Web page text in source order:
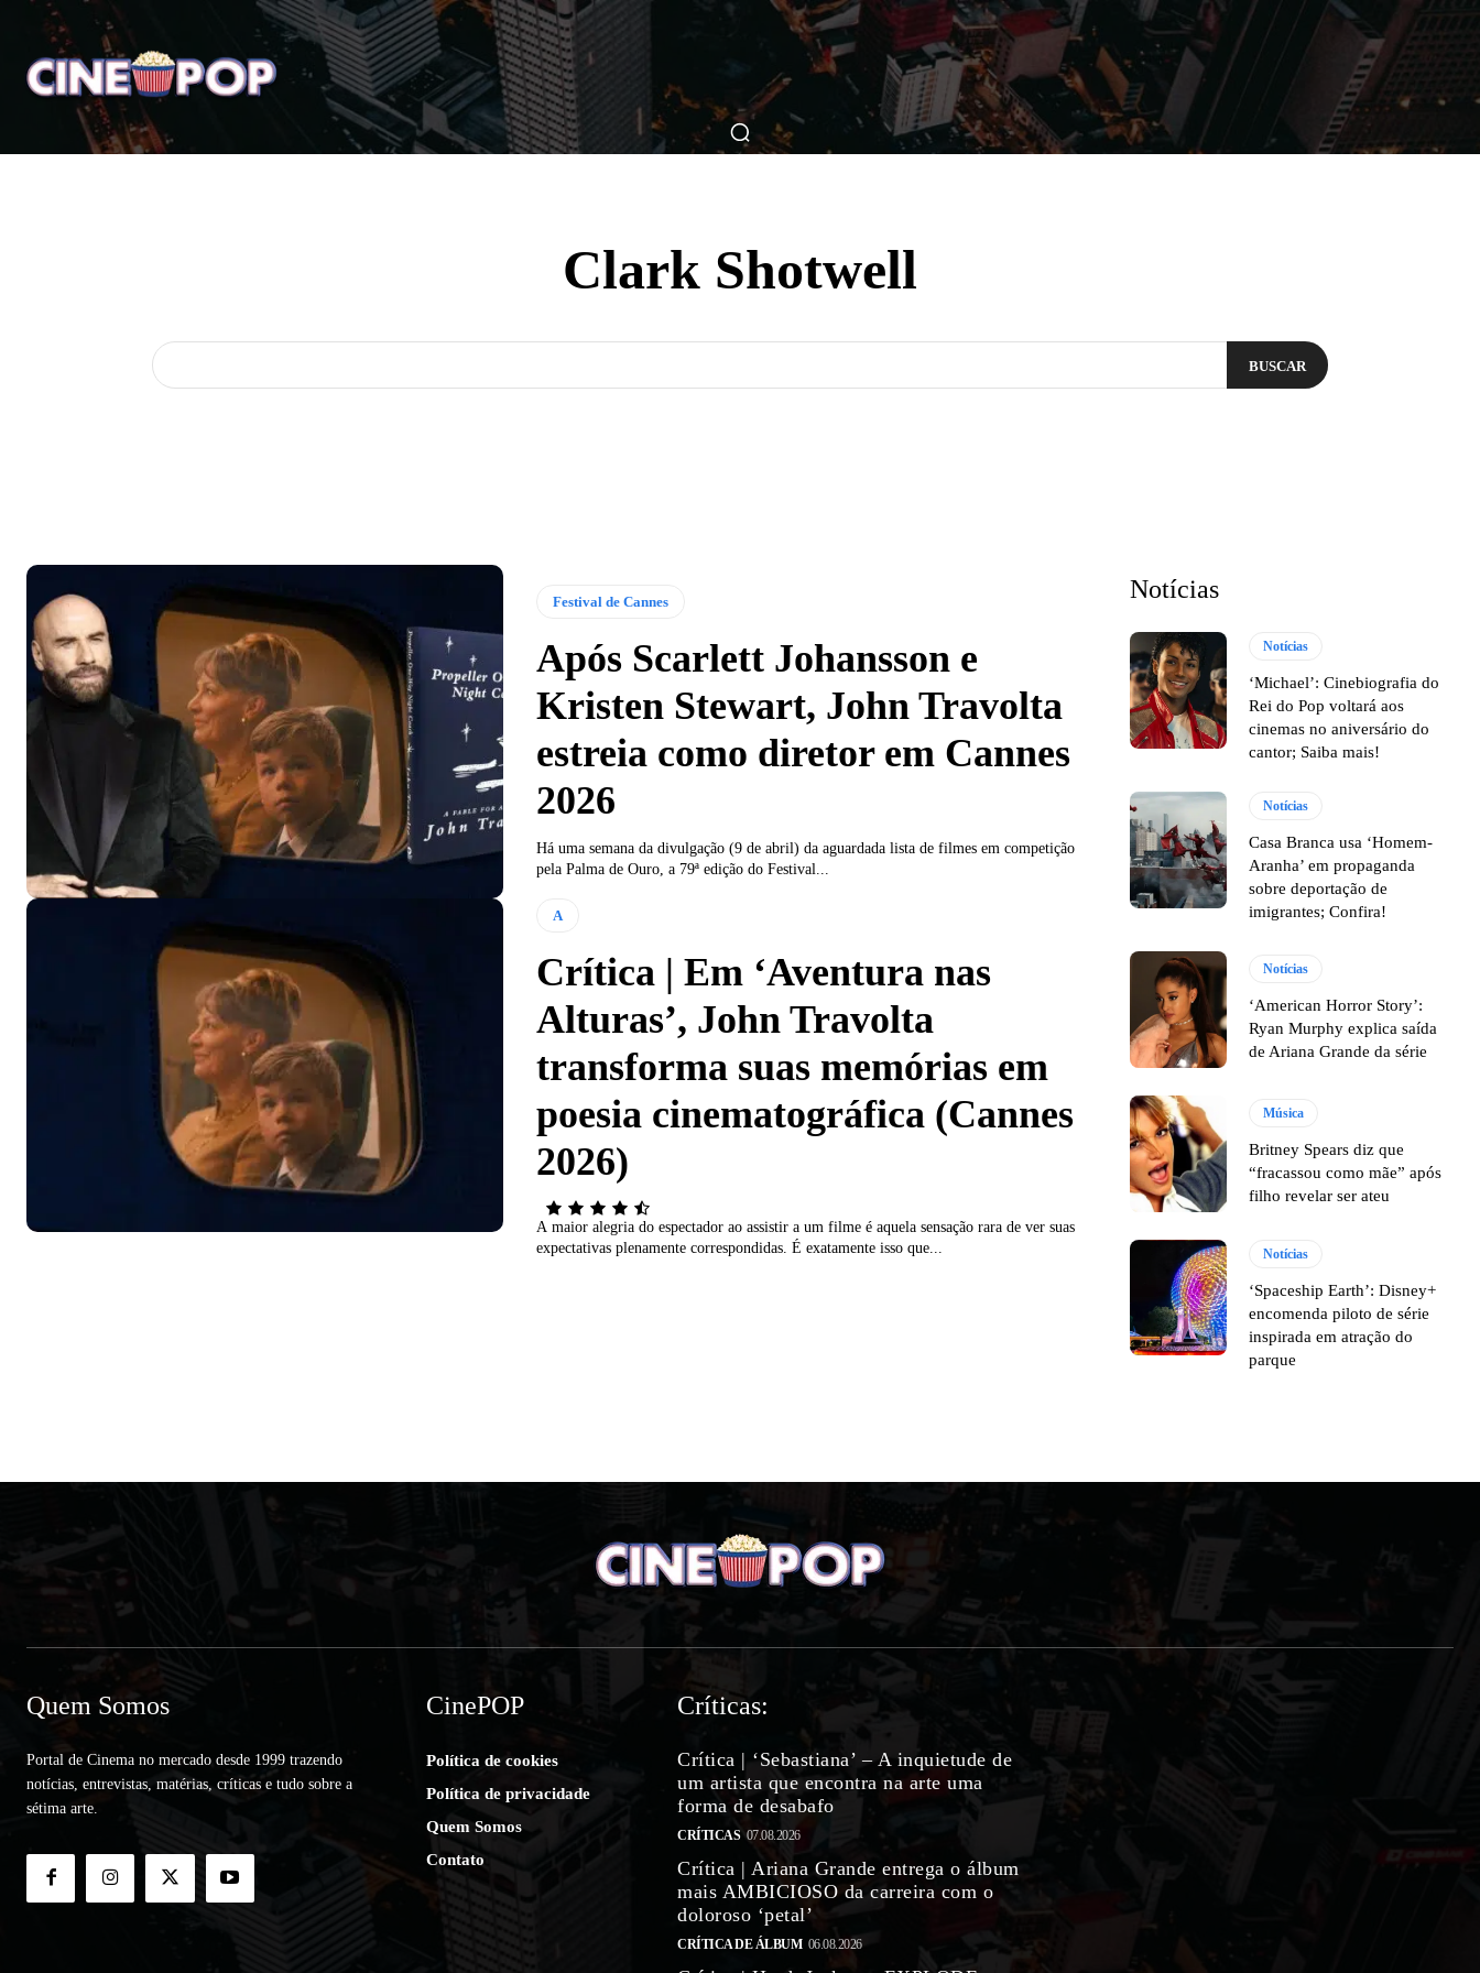
Home Notícias Críticas Breve Nos Cinemas Matérias Nos Cinemas Filmes Séries Música Gênero
Clark Shotwell
BUSCAR
Festival de Cannes
Após Scarlett Johansson e
Kristen Stewart, John Travolta
estreia como diretor em Cannes
2026
Há uma semana da divulgação (9 de abril) da aguardada lista de filmes em competição
pela Palma de Ouro, a 79ª edição do Festival...
A
Crítica | Em ‘Aventura nas
Alturas’, John Travolta
transforma suas memórias em
poesia cinematográfica (Cannes
2026)
A maior alegria do espectador ao assistir a um filme é aquela sensação rara de ver suas
expectativas plenamente correspondidas. É exatamente isso que...
Notícias
Notícias
‘Michael’: Cinebiografia do
Rei do Pop voltará aos
cinemas no aniversário do
cantor; Saiba mais!
Notícias
Casa Branca usa ‘Homem-
Aranha’ em propaganda
sobre deportação de
imigrantes; Confira!
Notícias
‘American Horror Story’:
Ryan Murphy explica saída
de Ariana Grande da série
Música
Britney Spears diz que
“fracassou como mãe” após
filho revelar ser ateu
Notícias
‘Spaceship Earth’: Disney+
encomenda piloto de série
inspirada em atração do
parque
Quem Somos
Portal de Cinema no mercado desde 1999 trazendo
notícias, entrevistas, matérias, críticas e tudo sobre a
sétima arte.
CinePOP
Política de cookies
Política de privacidade
Quem Somos
Contato
Críticas:
Crítica | ‘Sebastiana’ – A inquietude de
um artista que encontra na arte uma
forma de desabafo
CRÍTICAS 07.08.2026
Crítica | Ariana Grande entrega o álbum
mais AMBICIOSO da carreira com o
doloroso ‘petal’
CRÍTICA DE ÁLBUM 06.08.2026